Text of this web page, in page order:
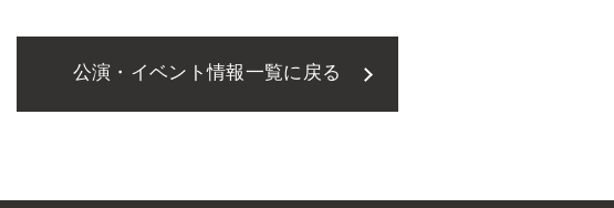
o
o
k
er
公演・イベント情報一覧に戻る